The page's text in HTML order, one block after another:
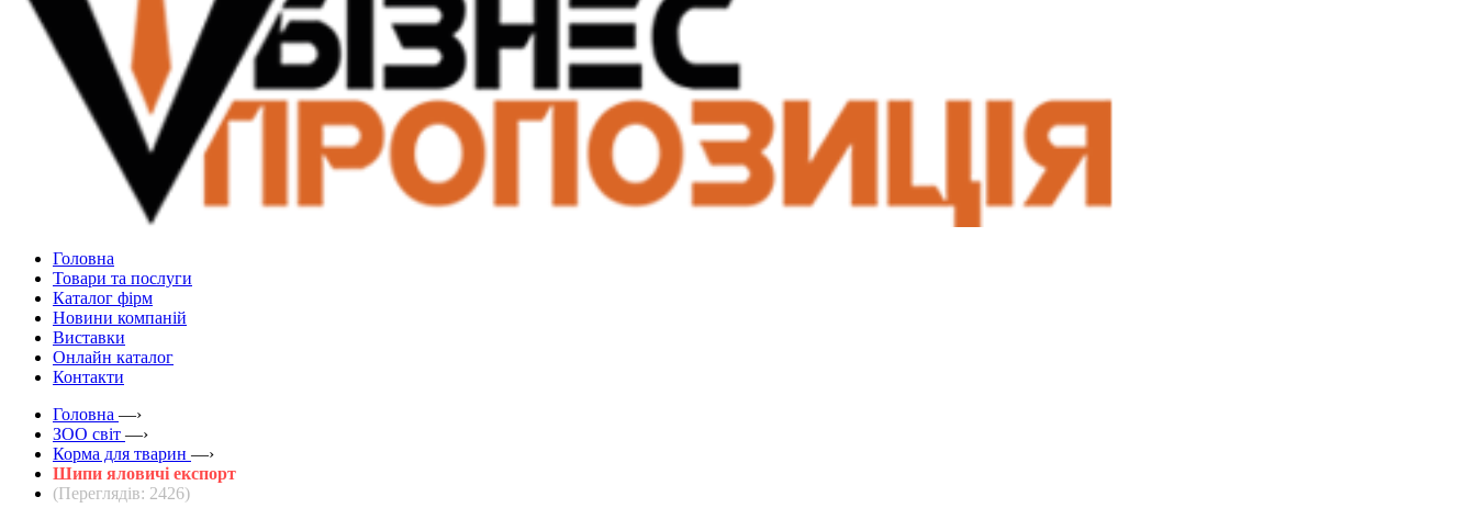
Головна
Товари та послуги
Каталог фірм
Новини компаній
Виставки
Онлайн каталог
Контакти
Головна —›
ЗOO світ —›
Корма для тварин —›
Шипи яловичі експорт
(Переглядів: 2426)